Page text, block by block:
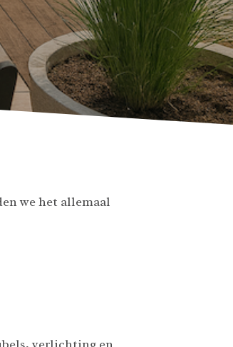
we het allemaal
verlichting en